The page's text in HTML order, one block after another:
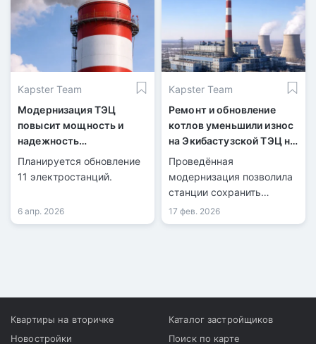
Kapster Team
Модернизация ТЭЦ
повысит мощность и
надежность
энергосистемы
Планируется обновление
11 электростанций.
6 апр. 2026
Kapster Team
Ремонт и обновление
котлов уменьшили износ
на Экибастузской ТЭЦ на
40%
Проведённая
модернизация позволила
станции сохранить
устойчивость.
17 фев. 2026
Квартиры на вторичке
Новостройки
Каталог застройщиков
Поиск по карте